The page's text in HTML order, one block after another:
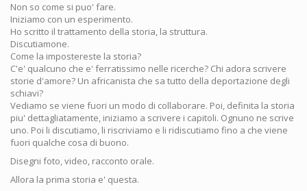
Non so come si puo' fare.
Iniziamo con un esperimento.
Ho scritto il trattamento della storia, la struttura.
Discutiamone.
Come la impostereste la storia?
C'e' qualcuno che e' ferratissimo nelle ricerche? Chi adora scrivere
storie d'amore? Un africanista che sa tutto della deportazione degli
schiavi?
Vediamo se viene fuori un modo di collaborare. Poi, definita la storia
piu' dettagliatamente, iniziamo a scrivere i capitoli. Ognuno ne scrive
uno. Poi li discutiamo, li riscriviamo e li ridiscutiamo fino a che viene
fuori qualche cosa di buono.
Disegni foto, video, racconto orale.
Allora la prima storia e' questa.